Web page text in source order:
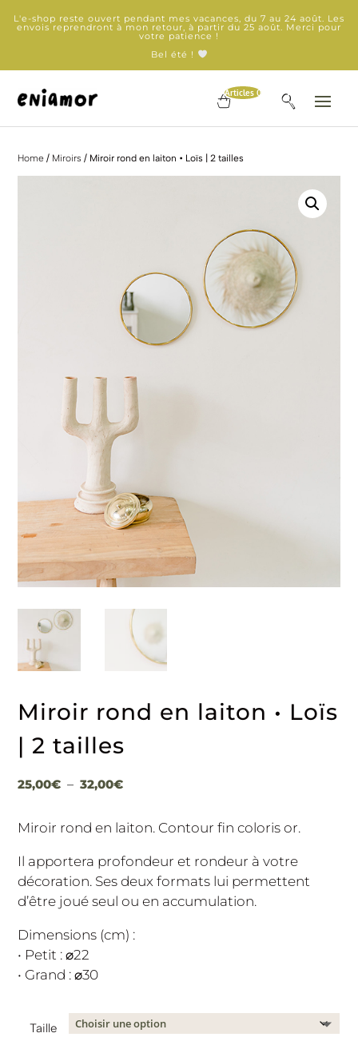
L'e-shop reste ouvert pendant mes vacances, du 7 au 24 août. Les
envois reprendront à mon retour, à partir du 25 août. Merci pour
votre patience !
Bel été !
Articles 0
Home / Miroirs / Miroir rond en laiton • Loïs | 2 tailles
Miroir rond en laiton • Loïs
| 2 tailles
25,00€ – 32,00€Plage
prix :
à
32,00€
Miroir rond en laiton. Contour fin coloris or.
Il apportera profondeur et rondeur à votre
décoration. Ses deux formats lui permettent
d’être joué seul ou en accumulation.
Dimensions (cm) :
• Petit : ⌀22
• Grand : ⌀30
Taille